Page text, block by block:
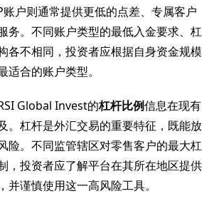
户则通常提供更低的点差、专属客户
务。不同账户类型的最低入金要求、杠
各不相同，投资者应根据自身资金规模
适合的账户类型。
Global Invest的杠杆比例信息在现有
。杠杆是外汇交易的重要特征，既能放
险。不同监管辖区对零售客户的最大杠
，投资者应了解平台在其所在地区提供
并谨慎使用这一高风险工具。